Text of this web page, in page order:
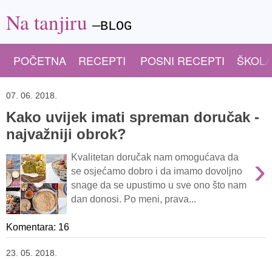
Na tanjiru—BLOG
POČETNA RECEPTI POSNI RECEPTI
07. 06. 2018.
Kako uvijek imati spreman doručak -
najvažniji obrok?
›
Kvalitetan doručak nam omogućava da
se osjećamo dobro i da imamo dovoljno
snage da se upustimo u sve ono što nam
dan donosi. Po meni, prava...
Komentara: 16
23. 05. 2018.